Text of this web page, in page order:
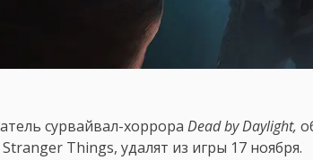
сурвайвал-хоррора Dead by Daylight,
Things, удалят из игры 17 ноября.